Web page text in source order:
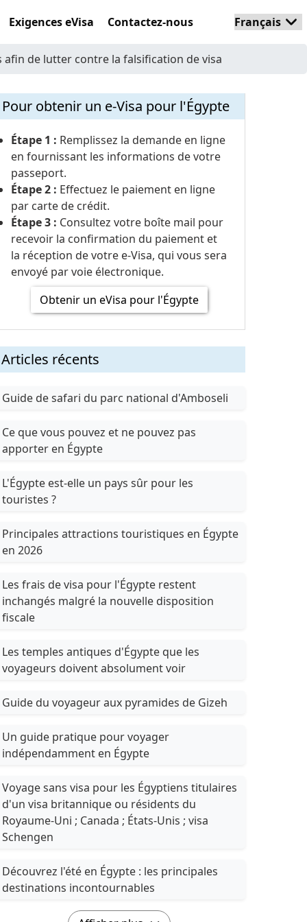
Exigences eVisa Contactez-nous
de lutter contre la falsification de visa
Pour obtenir un e-Visa pour l'Égypte
Étape 1 : Remplissez la demande en ligne
en fournissant les informations de votre
passeport.
Étape 2 : Effectuez le paiement en ligne
par carte de crédit.
Étape 3 : Consultez votre boîte mail pour
recevoir la confirmation du paiement et
la réception de votre e-Visa, qui vous sera
envoyé par voie électronique.
Obtenir un eVisa pour l'Égypte
Articles récents
Guide de safari du parc national d'Amboseli
Ce que vous pouvez et ne pouvez pas
apporter en Égypte
L'Égypte est-elle un pays sûr pour les
touristes ?
Principales attractions touristiques en Égypte
en 2026
Les frais de visa pour l'Égypte restent
inchangés malgré la nouvelle disposition
fiscale
Les temples antiques d'Égypte que les
voyageurs doivent absolument voir
Guide du voyageur aux pyramides de Gizeh
Un guide pratique pour voyager
indépendamment en Égypte
Voyage sans visa pour les Égyptiens titulaires
d'un visa britannique ou résidents du
Royaume-Uni ; Canada ; États-Unis ; visa
Schengen
Découvrez l'été en Égypte : les principales
destinations incontournables